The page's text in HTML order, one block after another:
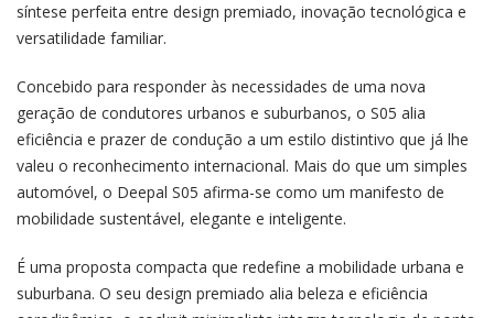
síntese perfeita entre design premiado, inovação tecnológica e
versatilidade familiar.
Concebido para responder às necessidades de uma nova
geração de condutores urbanos e suburbanos, o S05 alia
eficiência e prazer de condução a um estilo distintivo que já lhe
valeu o reconhecimento internacional. Mais do que um simples
automóvel, o Deepal S05 afirma-se como um manifesto de
mobilidade sustentável, elegante e inteligente.
É uma proposta compacta que redefine a mobilidade urbana e
suburbana. O seu design premiado alia beleza e eficiência